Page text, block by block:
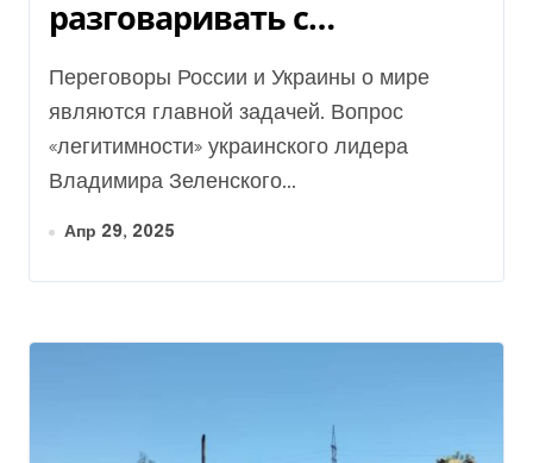
разговаривать с
Зеленским, – Песков
Переговоры России и Украины о мире
являются главной задачей. Вопрос
«легитимности» украинского лидера
Владимира Зеленского...
Апр 29, 2025